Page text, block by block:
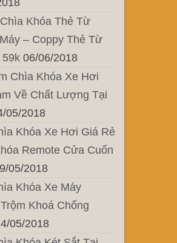
Khóa Thẻ Từ
– Coppy Thẻ Từ
59k 06/06/2018
Chìa Khóa Xe Hơi
Về Chất Lượng Tại
05/2018
Khóa Xe Hơi Giá Rẻ
Remote Cửa Cuốn
05/2018
Khóa Xe Máy
Khoá Chống
05/2018